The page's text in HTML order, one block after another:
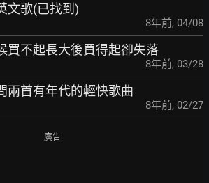
文歌(已找到)
8年前, 04/08
買不起長大後買得起卻失落
8年前, 03/28
兩首有年代的輕快歌曲
8年前, 02/27
廣告